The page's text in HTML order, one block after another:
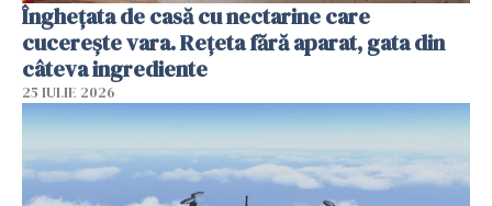
Înghețata de casă cu nectarine care
cucerește vara. Rețeta fără aparat, gata din
câteva ingrediente
25 IULIE 2026